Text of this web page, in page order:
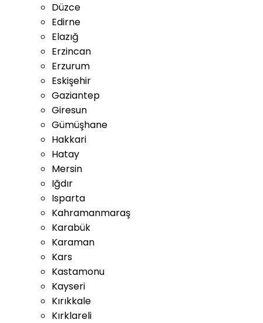
Düzce
Edirne
Elazığ
Erzincan
Erzurum
Eskişehir
Gaziantep
Giresun
Gümüşhane
Hakkari
Hatay
Mersin
Iğdır
Isparta
Kahramanmaraş
Karabük
Karaman
Kars
Kastamonu
Kayseri
Kırıkkale
Kırklareli